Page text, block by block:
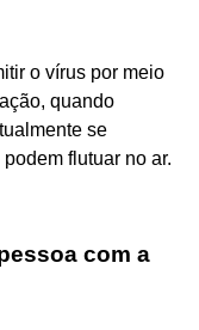
o vírus por meio
quando
se
flutuar no ar.
com a